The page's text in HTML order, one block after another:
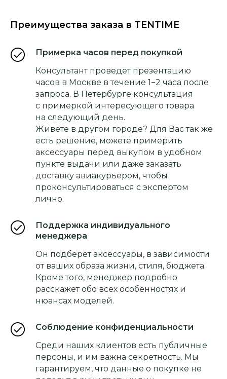
Преимущества заказа в TENTIME
Примерка часов перед покупкой
Консультант проведет презентацию
часов в Москве в течение 1−2 часа после
запроса. В Петербурге консультация
с примеркой интересующего товара
на следующий день.
Живете в другом городе? Для Вас так же
есть решение, можете примерить
аксессуары перед выкупом в удобном
пункте выдачи или даже заказать
доставку авиакурьером, чтобы
проконсультироваться с экспертом
лично.
Поддержка индивидуального
менеджера
Он подберет аксессуары, в зависимости
от ваших образа жизни, стиля, бюджета.
Кроме того, менеджер подробно
расскажет обо всех особенностях и
нюансах моделей.
Соблюдение конфиденциальности
Среди наших клиентов есть публичные
персоны, и им важна секретность. Мы
гарантируем, что данные о покупке не